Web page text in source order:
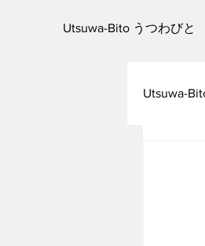
Utsuwa-Bito うつわびと
Utsuwa-